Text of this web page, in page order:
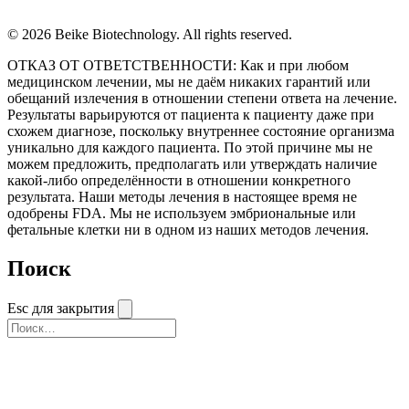
© 2026 Beike Biotechnology. All rights reserved.
ОТКАЗ ОТ ОТВЕТСТВЕННОСТИ: Как и при любом
медицинском лечении, мы не даём никаких гарантий или
обещаний излечения в отношении степени ответа на лечение.
Результаты варьируются от пациента к пациенту даже при
схожем диагнозе, поскольку внутреннее состояние организма
уникально для каждого пациента. По этой причине мы не
можем предложить, предполагать или утверждать наличие
какой-либо определённости в отношении конкретного
результата. Наши методы лечения в настоящее время не
одобрены FDA. Мы не используем эмбриональные или
фетальные клетки ни в одном из наших методов лечения.
Поиск
Esc для закрытия